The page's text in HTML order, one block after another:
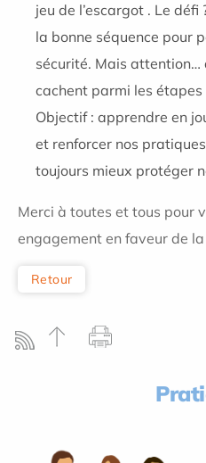
jeu de l’escargot . Le
la bonne séquence pour
sécurité. Mais attention…
cachent parmi les étapes
Objectif : apprendre en
et renforcer nos
toujours mieux protéger
Merci à toutes et tous pour
engagement en faveur de
Retour